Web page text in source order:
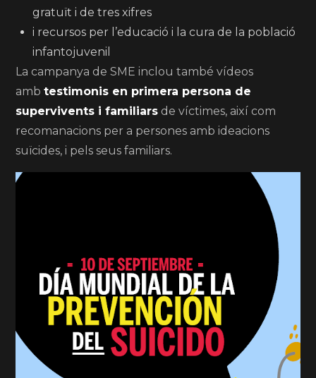
gratuït i de tres xifres
i recursos per l’educació i la cura de la població
infantojuvenil
La campanya de SME inclou també vídeos
ambtestimonis en primera persona de
supervivents i familiars de víctimes, així com
recomanacions per a persones amb ideacions
suïcides, i pels seus familiars.